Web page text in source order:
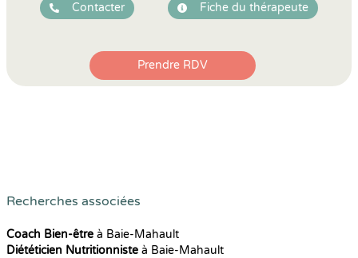
Contacter Fiche du thérapeute
Prendre RDV
Recherches associées
Coach Bien-être à Baie-Mahault
Diététicien Nutritionniste à Baie-Mahault